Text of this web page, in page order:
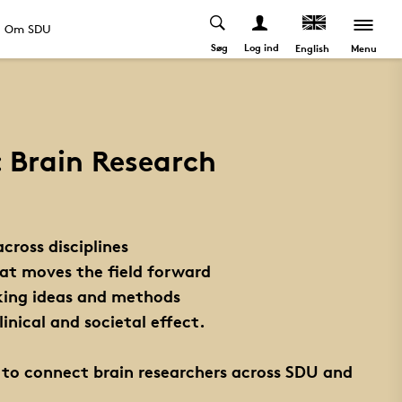
Om SDU
Søg Log ind English Menu
Brain Research
disciplines
moves the field forward
ideas and methods
and societal effect.
to connect brain researchers across SDU and